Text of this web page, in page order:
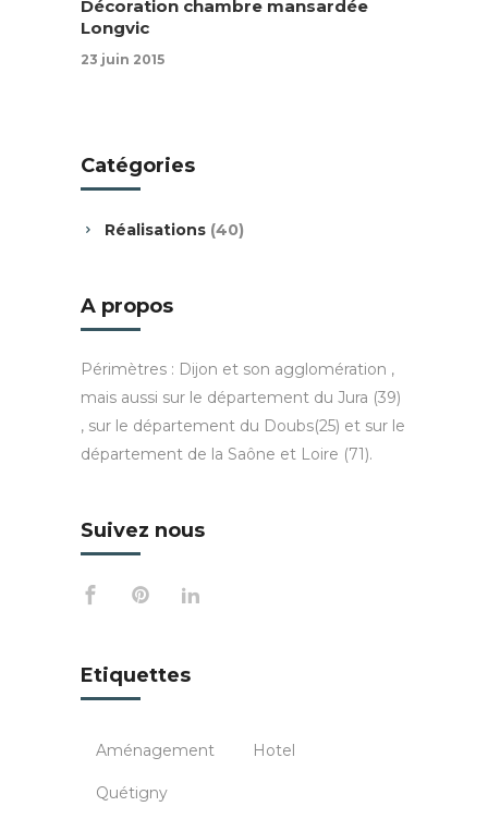
Décoration chambre mansardée
Longvic
23 juin 2015
Catégories
Réalisations (40)
A propos
Périmètres : Dijon et son agglomération ,
mais aussi sur le département du Jura (39)
, sur le département du Doubs(25) et sur le
département de la Saône et Loire (71).
Suivez nous
Etiquettes
Aménagement Hotel
Quétigny